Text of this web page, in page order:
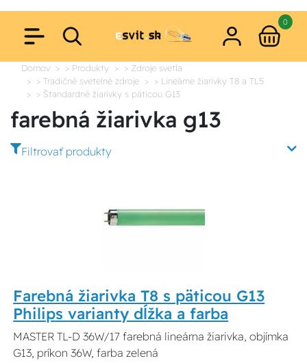
0
Domov > Produkty
> Zdroje svetla
> Tradičné svetelné zdroje
> Lineárne žiarivky T8 a TL5
> Štandardné žiarivky s päticou G13
farebná žiarivka g13
Filtrovať produkty
Farebná žiarivka T8 s päticou G13
Philips varianty dĺžka a farba
MASTER TL-D 36W/17 farebná lineárna žiarivka, objímka
G13, príkon 36W, farba zelená